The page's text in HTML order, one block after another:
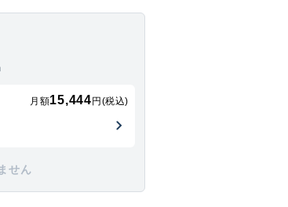
月額15,444 円(税込)
せん